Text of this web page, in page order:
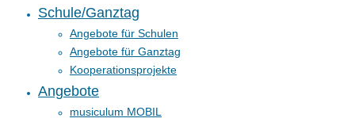
Schule/Ganztag
Angebote für Schulen
Angebote für Ganztag
Kooperationsprojekte
Angebote
musiculum MOBIL